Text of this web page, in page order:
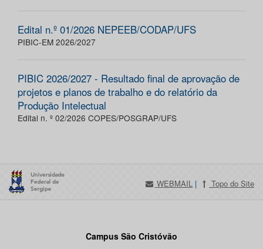
Edital n.º 01/2026 NEPEEB/CODAP/UFS
PIBIC-EM 2026/2027
PIBIC 2026/2027 - Resultado final de aprovação de
projetos e planos de trabalho e do relatório da
Produção Intelectual
Edital n. º 02/2026 COPES/POSGRAP/UFS
WEBMAIL | Topo do Site
Campus São Cristóvão